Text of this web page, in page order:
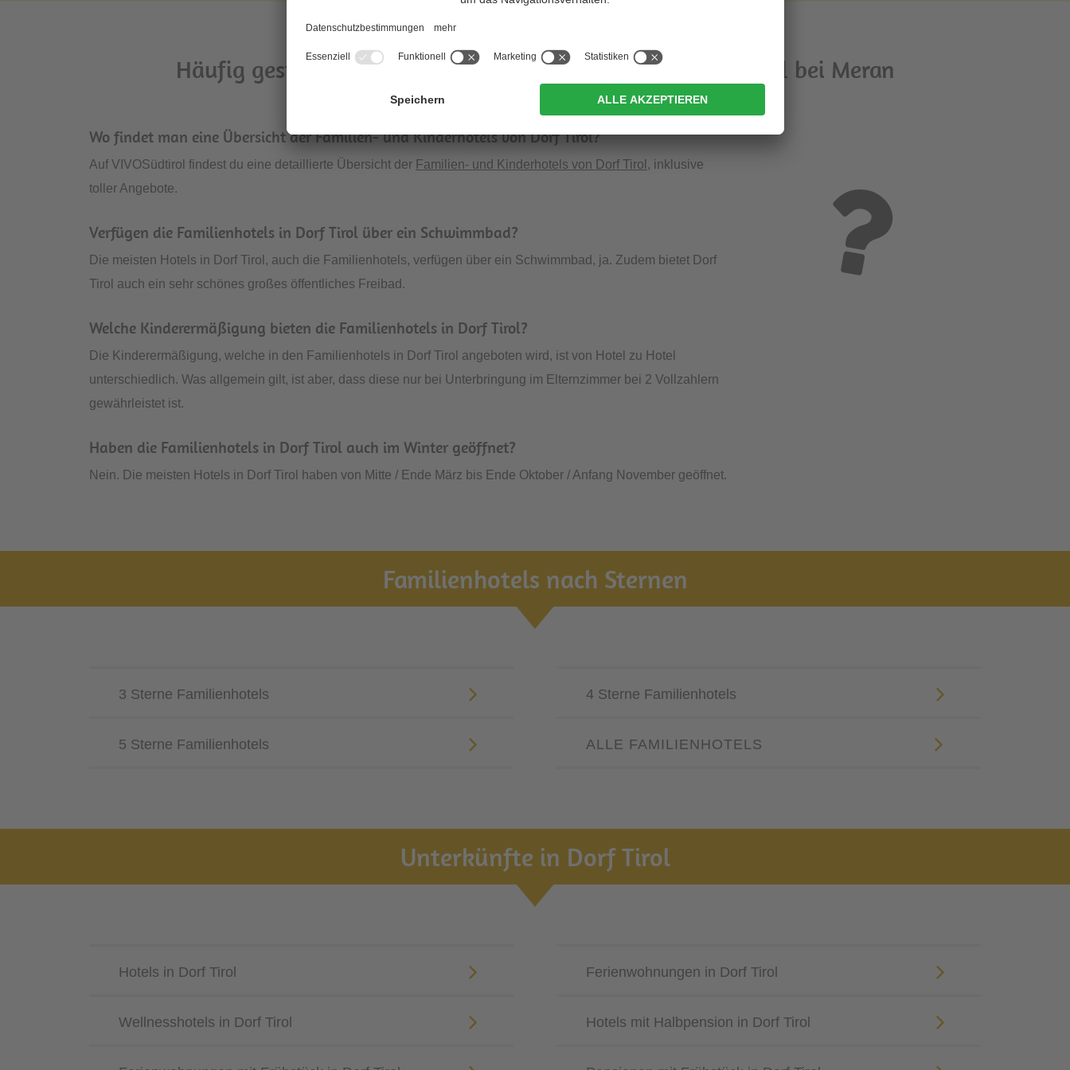
Häufig gestellte Fragen rund um Familienhotels in Dorf Tirol bei Meran
Wo findet man eine Übersicht der Familien- und Kinderhotels von Dorf Tirol?
Auf VIVOSüdtirol findest du eine detaillierte Übersicht der Familien- und Kinderhotels von Dorf Tirol , inklusive
toller Angebote.
Verfügen die Familienhotels in Dorf Tirol über ein Schwimmbad?
Die meisten Hotels in Dorf Tirol, auch die Familienhotels, verfügen über ein Schwimmbad, ja. Zudem bietet Dorf
Tirol auch ein sehr schönes großes öffentliches Freibad.
Welche Kinderermäßigung bieten die Familienhotels in Dorf Tirol?
Die Kinderermäßigung, welche in den Familienhotels in Dorf Tirol angeboten wird, ist von Hotel zu Hotel
unterschiedlich. Was allgemein gilt, ist aber, dass diese nur bei Unterbringung im Elternzimmer bei 2 Vollzahlern
gewährleistet ist.
Haben die Familienhotels in Dorf Tirol auch im Winter geöffnet?
Nein. Die meisten Hotels in Dorf Tirol haben von Mitte / Ende März bis Ende Oktober / Anfang November geöffnet.
Familienhotels nach Sternen
3 Sterne Familienhotels 4 Sterne Familienhotels
5 Sterne Familienhotels ALLE FAMILIENHOTELS
Unterkünfte in Dorf Tirol
Hotels in Dorf Tirol Ferienwohnungen in Dorf Tirol
Wellnesshotels in Dorf Tirol Hotels mit Halbpension in Dorf Tirol